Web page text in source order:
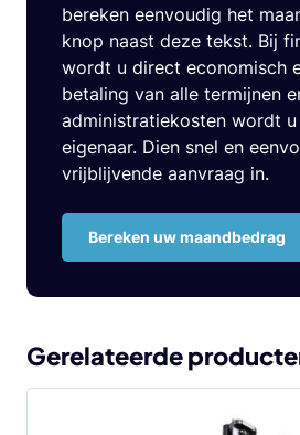
bereken eenvoudig het
knop naast deze tekst. Bij
wordt u direct economisch
betaling van alle termijnen
administratiekosten wordt
eigenaar. Dien snel en
vrijblijvende aanvraag in.
Bereken uw maandbedrag
Gerelateerde